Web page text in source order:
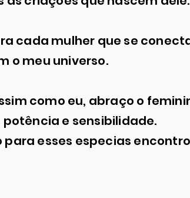
cada mulher que se
o meu universo.
como eu, abraço o
e sensibilidade.
esses especias